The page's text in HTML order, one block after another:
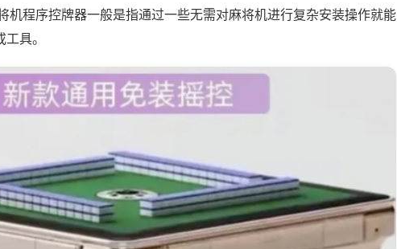
机程序控牌器一般是指通过一些无需对麻将机进行复杂安装操作就能
具。